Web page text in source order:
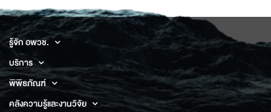
รู้จัก อพวช.
บริการ
พิพิธภัณฑ์
คลังความรู้และงานวิจัย